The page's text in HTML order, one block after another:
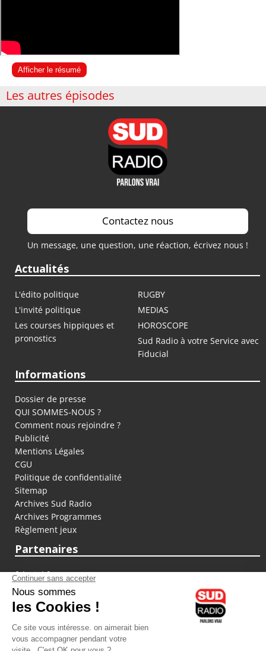
Afficher le résumé
Les autres épisodes
Contactez nous
Un message, une question, une réaction, écrivez nous !
Actualités
L'édito politique
RUGBY
L'invité politique
MEDIAS
Les courses hippiques et
pronostics
HOROSCOPE
Sud Radio à votre Service avec
Fiducial
Informations
Dossier de presse
QUI SOMMES-NOUS ?
Comment nous rejoindre ?
Publicité
Mentions Légales
CGU
Politique de confidentialité
Sitemap
Archives Sud Radio
Archives Programmes
Règlement jeux
Partenaires
fiducial.fr
lyoncapitale.fr
olympique-et-lyonnais.com
L'application Iphone / Android